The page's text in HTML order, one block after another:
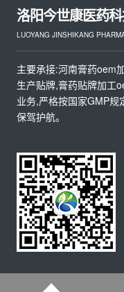
洛阳今世康医药
LUOYANG JINSHIKANG
主要承接:河南膏药oem
生产贴牌,膏药贴牌加工
业务,严格按国家GMP规
保驾护航。